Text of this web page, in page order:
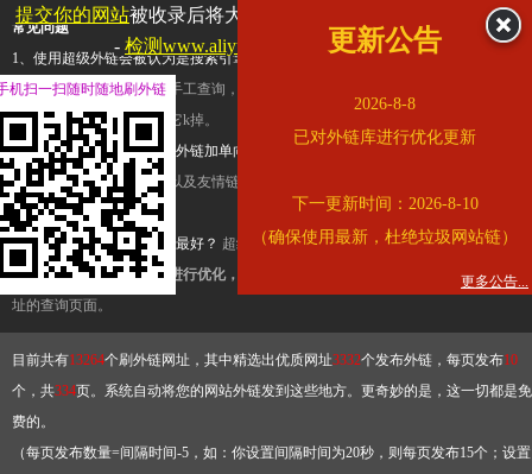
常见问题
1、使用超级外链会被认为是搜索引擎优化作弊吗？ 超级外链只是一个简便而集成
查询工具，模拟的是正常手工查询，不是作弊。如果是作弊，那您可以使用超级外
推广竞争对手的网址，让它k掉。
2、网站优化单纯依靠超级外链加单向链接可行吗？
链，需要结合普通的外链以及友情链接，您可以到站长论坛发布外链，到友情链接
台交换友情链接。
3、如何使用超级外链效果最好？ 超级外链不同于普通的外链，它是动态的链接，
有频繁使用超级外链工具进行优化，才能获得稳定的外链
，最终使搜索引擎收录带
址的查询页面。
目前共有13264个刷外链网址，其中精选出优质网址3332个发布外链，每页发布10
个，共334页。系统自动将您的网站外链发到这些地方。更奇妙的是，这一切都是免
费的。
（每页发布数量=间隔时间-5，如：你设置间隔时间为20秒，则每页发布15个；设置
提交你的网站被收录后将大幅提升流量和外链，
查看展示页面
- 检测www.aliyundrive.com是否收录
更新公告
2026-8-8
已对外链库进行优化更新
下一更新时间：2026-8-10
（确保使用最新，杜绝垃圾网站链）
更多公告...
机扫一扫随时随地刷外链